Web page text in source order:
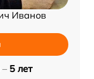
Иванов
5 лет